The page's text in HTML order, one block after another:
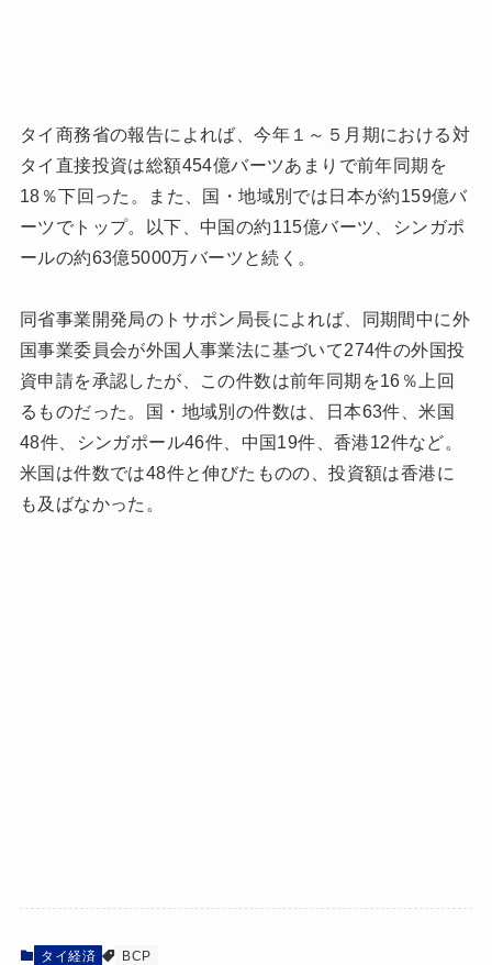
タイ商務省の報告によれば、今年１～５月期における対
タイ直接投資は総額454億バーツあまりで前年同期を
18％下回った。また、国・地域別では日本が約159億バ
ーツでトップ。以下、中国の約115億バーツ、シンガポ
ールの約63億5000万バーツと続く。
同省事業開発局のトサポン局長によれば、同期間中に外
国事業委員会が外国人事業法に基づいて274件の外国投
資申請を承認したが、この件数は前年同期を16％上回
るものだった。国・地域別の件数は、日本63件、米国
48件、シンガポール46件、中国19件、香港12件など。
米国は件数では48件と伸びたものの、投資額は香港に
も及ばなかった。
タイ経済 BCP